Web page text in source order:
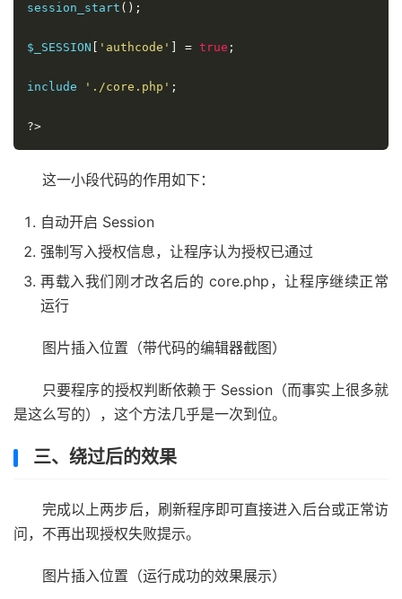
session_start ();
$_SESSION 'authcode' = true ;
include './core.php' ;
?>
这一小段代码的作用如下：
自动开启 Session
强制写入授权信息，让程序认为授权已通过
再载入我们刚才改名后的 core.php，让程序继续正常
运行
图片插入位置（带代码的编辑器截图）
只要程序的授权判断依赖于 Session（而事实上很多就
是这么写的），这个方法几乎是一次到位。
三、绕过后的效果
完成以上两步后，刷新程序即可直接进入后台或正常访
问，不再出现授权失败提示。
图片插入位置（运行成功的效果展示）